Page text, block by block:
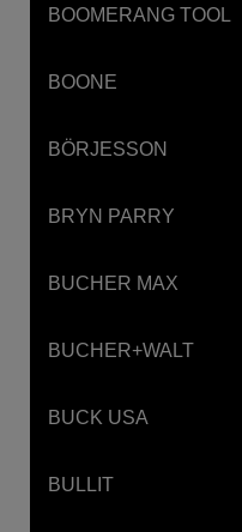
BOOMERANG TOOL
BOONE
BÖRJESSON
BRYN PARRY
BUCHER MAX
BUCHER+WALT
BUCK USA
BULLIT